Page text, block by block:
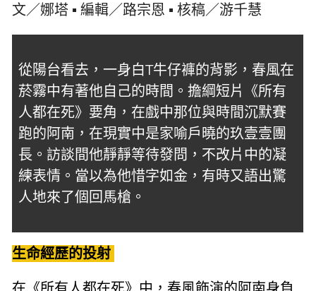
文／娜塔 ▪ 編輯／路宗恩 ▪ 核稿／游千慧
從陽台看去，一身白T牛仔褲的背影，春風在
菸霧中有著他自己的時間。擔綱短片《所有
人都在死》要角，在戲中那位與時間沉默賽
跑的阿南，在現實中是家喻戶曉的玖壹壹團
長。訪談間他靜靜等待發問，不改片中的凝
練表情。當以為他惜字如金，有時又語出驚
人地來了個回馬槍。
生命經歷的投射